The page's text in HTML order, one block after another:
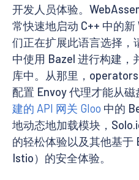
开发人员体验。
常快速地启动 C++ 中的
们正在扩展此语言选择，
中使用 Bazel 进行构建，
库中。从那里，
配置 Envoy 代理才能从磁
建的 API 网关 Gloo 中的
地动态地加载模块，
的轻松体验以及其他基于
Istio）的安全体验。